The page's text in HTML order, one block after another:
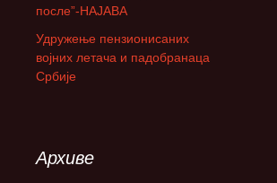
после”-НАЈАВА
Удружење пензионисаних
војних летача и падобранаца
Србије
Архиве